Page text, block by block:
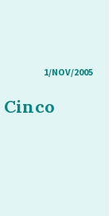
1/NOV/2005
Cinco